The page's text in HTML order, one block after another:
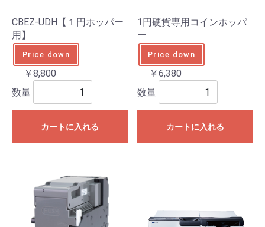
CBEZ-UDH【１円ホッパー
用】
Price down
￥8,800
数量
カートに入れる
1円硬貨専用コインホッパ
ー
Price down
￥6,380
数量
カートに入れる